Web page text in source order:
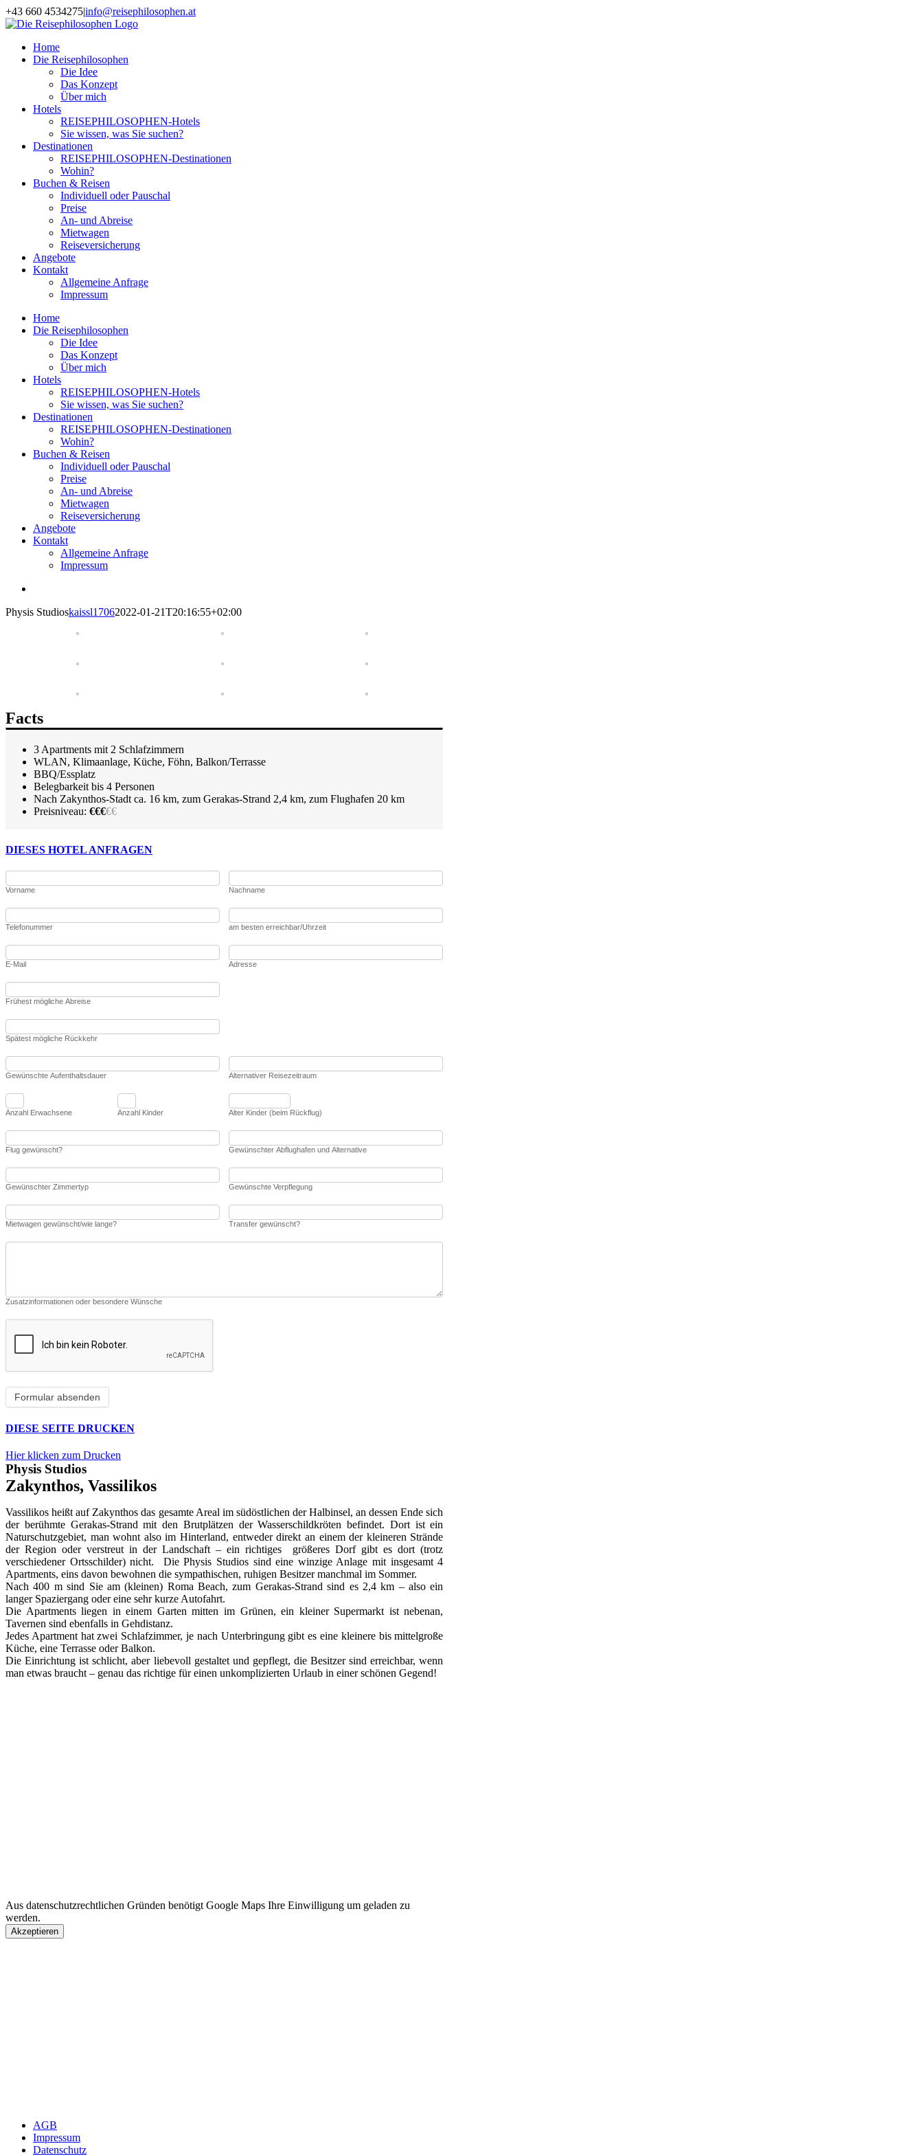
Zum
Inhalt
+43 660 4534275|info@reisephilosophen.at
Facebook
Instagram
LinkedIn
Pinterest
Home
Die Reisephilosophen
Die Idee
Das Konzept
Über mich
Hotels
REISEPHILOSOPHEN-Hotels
Sie wissen, was Sie suchen?
Destinationen
REISEPHILOSOPHEN-Destinationen
Wohin?
Buchen & Reisen
Individuell oder Pauschal
Preise
An- und Abreise
Mietwagen
Reiseversicherung
Angebote
Kontakt
Allgemeine Anfrage
Impressum
Home
Die Reisephilosophen
Die Idee
Das Konzept
Über mich
Hotels
REISEPHILOSOPHEN-Hotels
Sie wissen, was Sie suchen?
Destinationen
REISEPHILOSOPHEN-Destinationen
Wohin?
Buchen & Reisen
Individuell oder Pauschal
Preise
An- und Abreise
Mietwagen
Reiseversicherung
Angebote
Kontakt
Allgemeine Anfrage
Impressum
Image
Physis Studioskaissl17062022-01-21T20:16:55+02:00
Facts
3 Apartments mit 2 Schlafzimmern
WLAN, Klimaanlage, Küche, Föhn, Balkon/Terrasse
BBQ/Essplatz
Belegbarkeit bis 4 Personen
Nach Zakynthos-Stadt ca. 16 km, zum Gerakas-Strand 2,4 km, zum Flughafen 20 km
Preisniveau: €€€€€
DIESES HOTEL ANFRAGEN
Vorname Nachname
Telefonummer am besten erreichbar/Uhrzeit
E-Mail Adresse
Frühest mögliche Abreise
Spätest mögliche Rückkehr
Gewünschte Aufenthaltsdauer Alternativer Reisezeitraum
Anzahl Erwachsene Anzahl Kinder Alter Kinder (beim Rückflug)
Flug gewünscht? Gewünschter Abflughafen und Alternative
Gewünschter Zimmertyp Gewünschte Verpflegung
Mietwagen gewünscht/wie lange? Transfer gewünscht?
Zusatzinformationen oder besondere Wünsche
DIESE SEITE DRUCKEN
Hier klicken zum Drucken
Physis Studios
Zakynthos, Vassilikos
Vassilikos heißt auf Zakynthos das gesamte Areal im südöstlichen der Halbinsel, an dessen Ende sich
der berühmte Gerakas-Strand mit den Brutplätzen der Wasserschildkröten befindet. Dort ist ein
Naturschutzgebiet, man wohnt also im Hinterland, entweder direkt an einem der kleineren Strände
der Region oder verstreut in der Landschaft – ein richtiges größeres Dorf gibt es dort (trotz
verschiedener Ortsschilder) nicht. Die Physis Studios sind eine winzige Anlage mit insgesamt 4
Apartments, eins davon bewohnen die sympathischen, ruhigen Besitzer manchmal im Sommer.
Nach 400 m sind Sie am (kleinen) Roma Beach, zum Gerakas-Strand sind es 2,4 km – also ein
langer Spaziergang oder eine sehr kurze Autofahrt.
Die Apartments liegen in einem Garten mitten im Grünen, ein kleiner Supermarkt ist nebenan,
Tavernen sind ebenfalls in Gehdistanz.
Jedes Apartment hat zwei Schlafzimmer, je nach Unterbringung gibt es eine kleinere bis mittelgroße
Küche, eine Terrasse oder Balkon.
Die Einrichtung ist schlicht, aber liebevoll gestaltet und gepflegt, die Besitzer sind erreichbar, wenn
man etwas braucht – genau das richtige für einen unkomplizierten Urlaub in einer schönen Gegend!
Aus datenschutzrechtlichen Gründen benötigt Google Maps Ihre Einwilligung um geladen zu
werden.
Akzeptieren
AGB
Impressum
Datenschutz